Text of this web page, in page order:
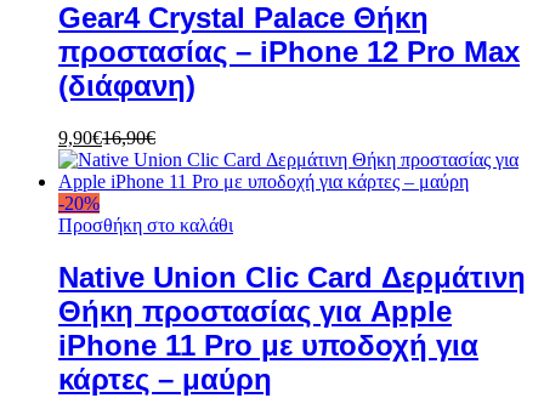
Gear4 Crystal Palace Θήκη
προστασίας – iPhone 12 Pro Max
(διάφανη)
9,90€16,90€
-20%
Προσθήκη στο καλάθι
Native Union Clic Card Δερμάτινη
Θήκη προστασίας για Apple
iPhone 11 Pro με υποδοχή για
κάρτες – μαύρη